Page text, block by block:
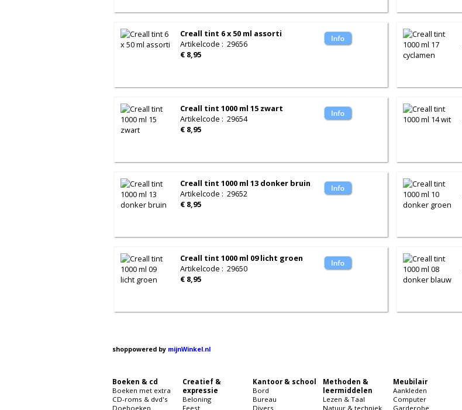
Creall tint 6 x 50 ml assorti
Artikelcode : 29656
€ 8,95
Creall tint 1000 ml 15 zwart
Artikelcode : 29654
€ 8,95
Creall tint 1000 ml 13 donker bruin
Artikelcode : 29652
€ 8,95
Creall tint 1000 ml 09 licht groen
Artikelcode : 29650
€ 8,95
shoppowered by mijnWinkel.nl
Boeken & cd
Boeken met extra
CD-roms & dvd's
Doeboeken
Creatief &
expressie
Beloning
Feest
Kantoor & school
Bord
Bureau
Divers
Methoden &
leermiddelen
Lezen & Taal
Natuur & techniek
Meubilair
Aankleden
Computer
Garderobe